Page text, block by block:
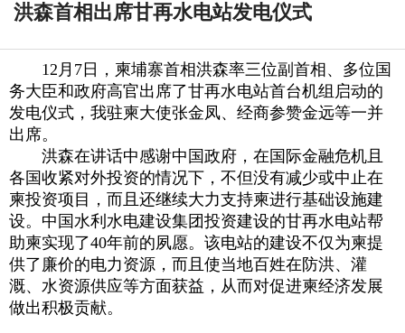
洪森首相出席甘再水电站发电仪式
12月7日，柬埔寨首相洪森率三位副首相、多位国
务大臣和政府高官出席了甘再水电站首台机组启动的
发电仪式，我驻柬大使张金凤、经商参赞金远等一并
出席。
洪森在讲话中感谢中国政府，在国际金融危机且
各国收紧对外投资的情况下，不但没有减少或中止在
柬投资项目，而且还继续大力支持柬进行基础设施建
设。中国水利水电建设集团投资建设的甘再水电站帮
助柬实现了40年前的夙愿。该电站的建设不仅为柬提
供了廉价的电力资源，而且使当地百姓在防洪、灌
溉、水资源供应等方面获益，从而对促进柬经济发展
做出积极贡献。